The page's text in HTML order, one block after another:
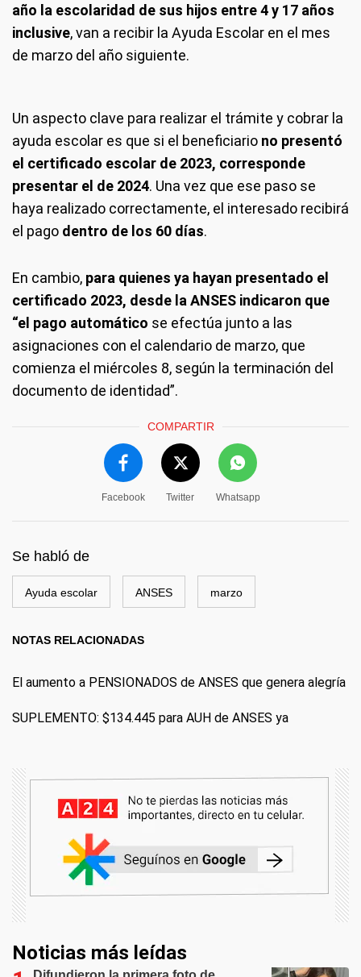
año la escolaridad de sus hijos entre 4 y 17 años
inclusive, van a recibir la Ayuda Escolar en el mes
de marzo del año siguiente.
Un aspecto clave para realizar el trámite y cobrar la
ayuda escolar es que si el beneficiario no presentó
el certificado escolar de 2023, corresponde
presentar el de 2024. Una vez que ese paso se
haya realizado correctamente, el interesado recibirá
el pago dentro de los 60 días.
En cambio, para quienes ya hayan presentado el
certificado 2023, desde la ANSES indicaron que
“el pago automático se efectúa junto a las
asignaciones con el calendario de marzo, que
comienza el miércoles 8, según la terminación del
documento de identidad”.
COMPARTIR
Facebook Twitter Whatsapp
Se habló de
Ayuda escolar ANSES marzo
NOTAS RELACIONADAS
El aumento a PENSIONADOS de ANSES que genera alegría
SUPLEMENTO: $134.445 para AUH de ANSES ya
Noticias más leídas